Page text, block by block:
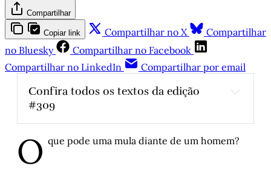
Compartilhar
Copiar link Compartilhar no X
Compartilhar
no Bluesky
Compartilhar no Facebook
Compartilhar no LinkedIn
Compartilhar por email
Confira todos os textos da edição
#309
Histórias de Autógrafos: Antonio Callado em
Proust-à-porter: O eu profundo e outros eus
O que pode uma mula diante de um homem?